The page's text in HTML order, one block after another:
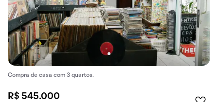
Compra de casa com 3 quartos.
R$ 545.000